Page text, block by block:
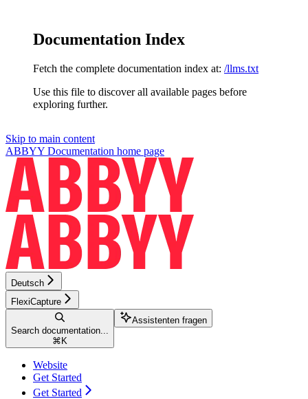
Documentation Index
Fetch the complete documentation index at: /llms.txt
Use this file to discover all available pages before
exploring further.
Skip to main content
ABBYY Documentation home page
Deutsch
FlexiCapture
Search documentation...
⌘ K
Assistenten fragen
Website
Get Started
Get Started